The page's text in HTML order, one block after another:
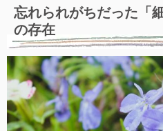
忘れられがちだった「
の存在